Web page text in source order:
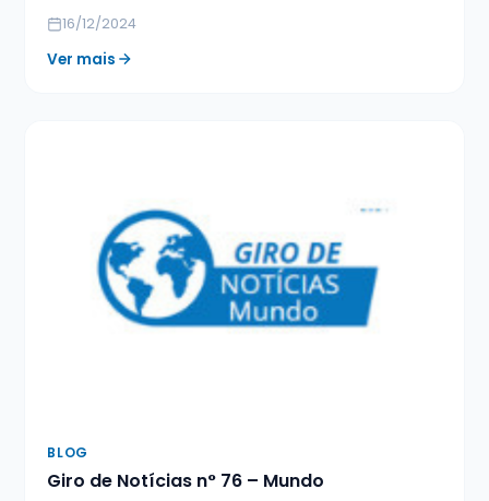
16/12/2024
Ver mais
BLOG
Giro de Notícias n° 76 – Mundo